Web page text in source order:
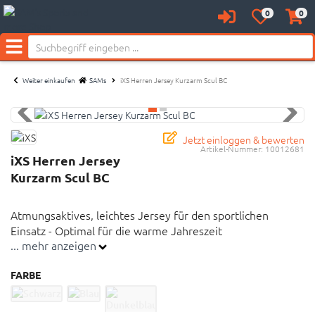
AnmeldenMerkzettel
aufklappen
0 0
Menü
Weiter einkaufen SAMs iXS Herren Jersey Kurzarm Scul BC
Jetzt einloggen & bewerten
Artikel-Nummer: 10012681
iXS Herren Jersey
Kurzarm Scul BC
Atmungsaktives, leichtes Jersey für den sportlichen
Einsatz - Optimal für die warme Jahreszeit
Mesh-Einsätze
... mehr anzeigen
FARBE